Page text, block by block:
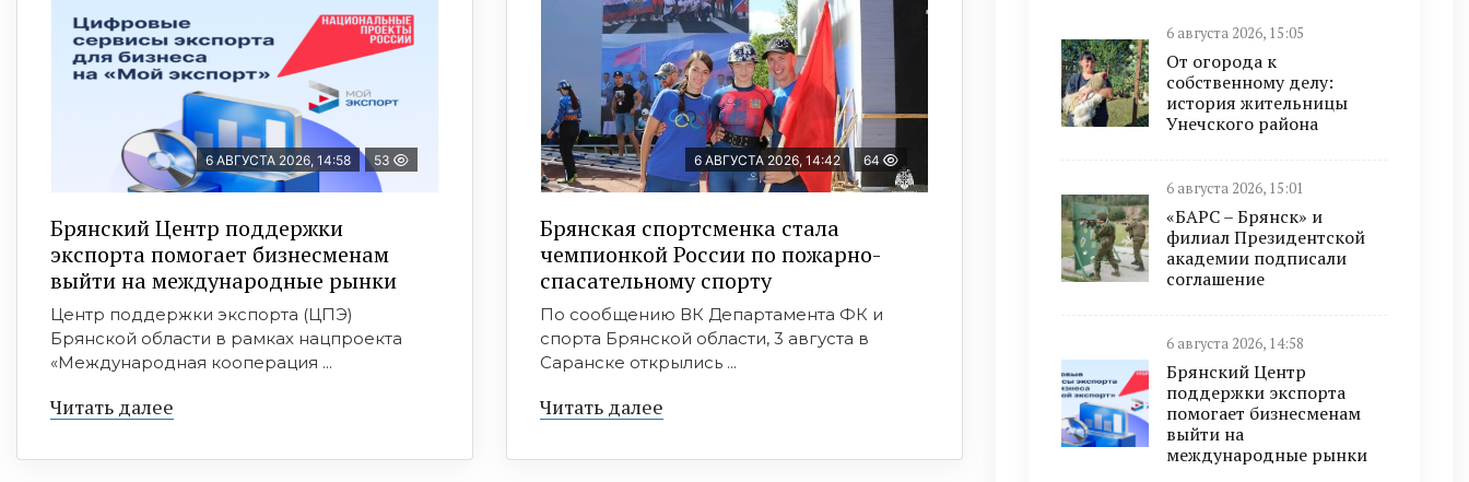
6 АВГУСТА 2026, 14:58 53
Брянский Центр поддержки
экспорта помогает бизнесменам
выйти на международные рынки
Центр поддержки экспорта (ЦПЭ)
Брянской области в рамках нацпроекта
«Международная кооперация ...
Читать далее
6 АВГУСТА 2026, 14:42 64
Брянская спортсменка стала
чемпионкой России по пожарно-
спасательному спорту
По сообщению ВК Департамента ФК и
спорта Брянской области, 3 августа в
Саранске открылись ...
Читать далее
6 августа 2026, 15:05
От огорода к
собственному делу:
история жительницы
Унечского района
6 августа 2026, 15:01
«БАРС – Брянск» и
филиал Президентской
академии подписали
соглашение
6 августа 2026, 14:58
Брянский Центр
поддержки экспорта
помогает бизнесменам
выйти на
международные рынки